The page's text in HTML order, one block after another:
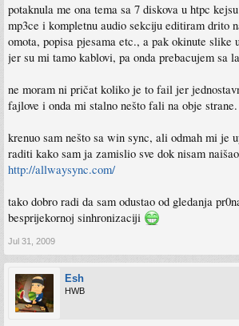
potaknula me ona tema sa 7 diskova u htpc
mp3ce i kompletnu audio sekciju editiram drito
omota, popisa pjesama etc., a pak okinute slike
jer su mi tamo kablovi, pa onda prebacujem sa
ne moram ni pričat koliko je to fail jer
fajlove i onda mi stalno nešto fali na obje strane.
krenuo sam nešto sa win sync, ali odmah mi je
raditi kako sam ja zamislio sve dok nisam
http://allwaysync.com/
tako dobro radi da sam odustao od gledanja
besprijekornoj sinhronizaciji
Jul 31, 2009
Esh
HWB